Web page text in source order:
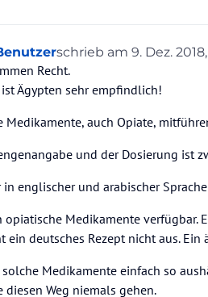
schrieb am 9. Dez.
zuletzt editiert von
Recht.
Ägypten sehr empfindlich!
Medikamente, auch Opiate,
und der Dosierung ist
englischer und arabischer
opiatische Medikamente verfügbar.
ein deutsches Rezept nicht aus.
Medikamente einfach so
Weg niemals gehen.